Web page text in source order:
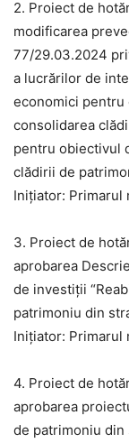
2. Proiect de
modificarea
77/29.03.2024
a lucrărilor de
economici pentru
consolidarea
pentru obiectivul
clădirii de
Inițiator: Primarul
3. Proiect de
aprobarea
de investiții
patrimoniu din
Inițiator: Primarul
4. Proiect de
aprobarea
de patrimoniu din